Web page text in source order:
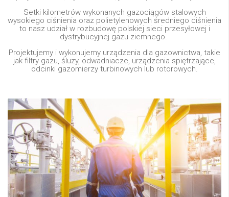
Setki kilometrów wykonanych gazociągów stalowych
wysokiego ciśnienia oraz polietylenowych średniego ciśnienia
to nasz udział w rozbudowę polskiej sieci przesyłowej i
dystrybucyjnej gazu ziemnego.
Projektujemy i wykonujemy urządzenia dla gazownictwa, takie
jak filtry gazu, śluzy, odwadniacze, urządzenia spiętrzające,
odcinki gazomierzy turbinowych lub rotorowych.